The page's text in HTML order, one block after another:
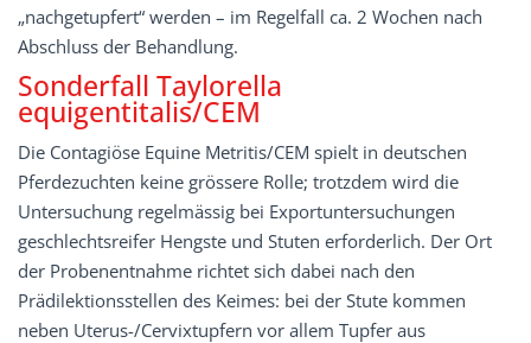
„nachgetupfert“ werden – im Regelfall ca. 2 Wochen nach
Abschluss der Behandlung.
Sonderfall Taylorella
equigentitalis/CEM
Die Contagiöse Equine Metritis/CEM spielt in deutschen
Pferdezuchten keine grössere Rolle; trotzdem wird die
Untersuchung regelmässig bei Exportuntersuchungen
geschlechtsreifer Hengste und Stuten erforderlich. Der Ort
der Probenentnahme richtet sich dabei nach den
Prädilektionsstellen des Keimes: bei der Stute kommen
neben Uterus-/Cervixtupfern vor allem Tupfer aus